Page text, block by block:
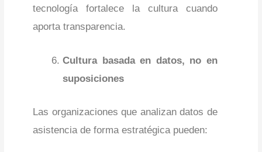
tecnología fortalece la cultura cuando
aporta transparencia.
Cultura basada en datos, no en
suposiciones
Las organizaciones que analizan datos de
asistencia de forma estratégica pueden: